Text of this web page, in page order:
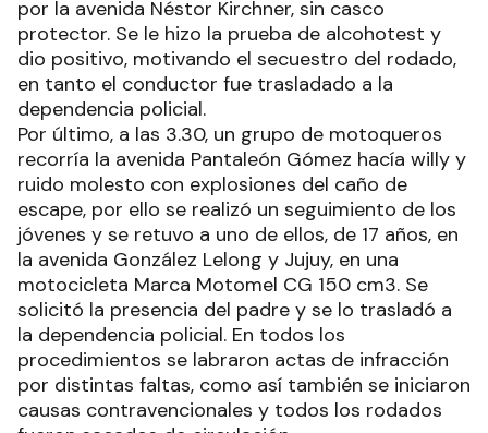
por la avenida Néstor Kirchner, sin casco
protector. Se le hizo la prueba de alcohotest y
dio positivo, motivando el secuestro del rodado,
en tanto el conductor fue trasladado a la
dependencia policial.
Por último, a las 3.30, un grupo de motoqueros
recorría la avenida Pantaleón Gómez hacía willy y
ruido molesto con explosiones del caño de
escape, por ello se realizó un seguimiento de los
jóvenes y se retuvo a uno de ellos, de 17 años, en
la avenida González Lelong y Jujuy, en una
motocicleta Marca Motomel CG 150 cm3. Se
solicitó la presencia del padre y se lo trasladó a
la dependencia policial. En todos los
procedimientos se labraron actas de infracción
por distintas faltas, como así también se iniciaron
causas contravencionales y todos los rodados